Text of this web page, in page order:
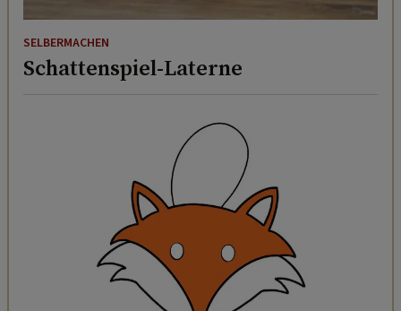
SELBERMACHEN
Schattenspiel-Laterne